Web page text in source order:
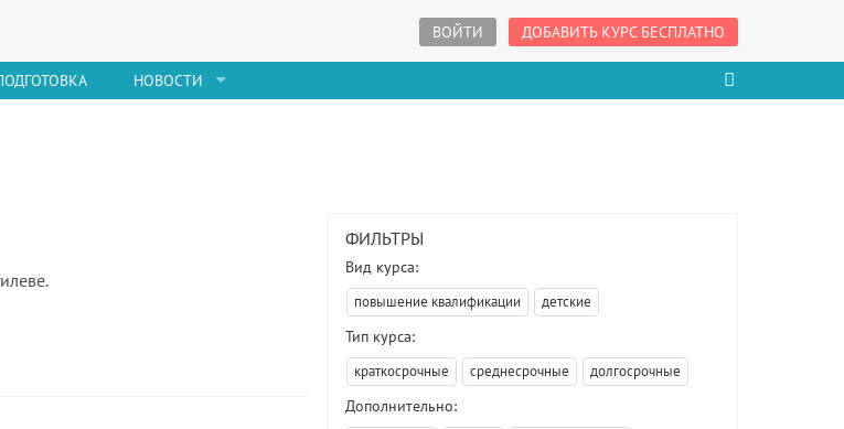
ВОЙТИ ДОБАВИТЬ КУРС БЕСПЛАТНО
НОВОСТИ
ФИЛЬТРЫ
Вид курса:
повышение квалификации детские
Тип курса:
краткосрочные среднесрочные долгосрочные
Дополнительно: